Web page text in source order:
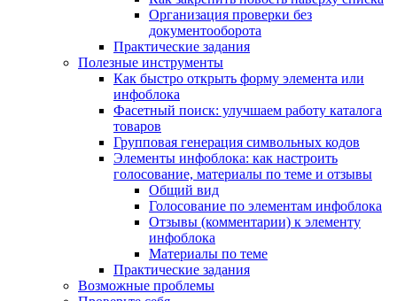
Организация проверки без
документооборота
Практические задания
Полезные инструменты
Как быстро открыть форму элемента или
инфоблока
Фасетный поиск: улучшаем работу каталога
товаров
Групповая генерация символьных кодов
Элементы инфоблока: как настроить
голосование, материалы по теме и отзывы
Общий вид
Голосование по элементам инфоблока
Отзывы (комментарии) к элементу
инфоблока
Материалы по теме
Практические задания
Возможные проблемы